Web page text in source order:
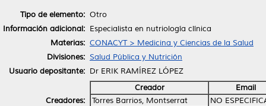
Tipo de elemento: Otro
Información adicional: Especialista en nutriología clínica
Materias: CONACYT > Medicina y Ciencias de la Salud
Divisiones: Salud Pública y Nutrición
Usuario depositante: Dr ERIK RAMÍREZ LÓPEZ
Creadores:
Creador
Email
Torres Barrios, Montserrat
NO